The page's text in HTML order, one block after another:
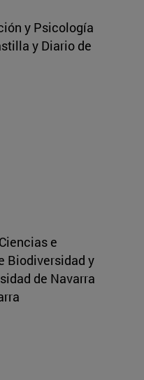
y Psicología
y Diario de
e
Biodiversidad y
de Navarra